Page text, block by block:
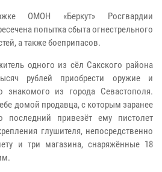
ОМОН «Беркут» Росгвардии
попытка сбыта огнестрельного
а также боеприпасов.
одного из сёл Сакского района
рублей приобрести оружие и
знакомого из города Севастополя.
домой продавца, с которым заранее
последний привезёт ему пистолет
глушителя, непосредственно
и три магазина, снаряжённые 18